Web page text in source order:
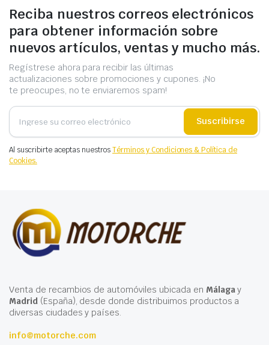
Reciba nuestros correos electrónicos
para obtener información sobre
nuevos artículos, ventas y mucho más.
Regístrese ahora para recibir las últimas
actualizaciones sobre promociones y cupones. ¡No
te preocupes, no te enviaremos spam!
Suscribirse
Al suscribirte aceptas nuestrosTérminos y Condiciones & Política de
Cookies.
Venta de recambios de automóviles ubicada en Málagay
Madrid(España), desde donde distribuimos productos a
diversas ciudades y países.
info@motorche.com